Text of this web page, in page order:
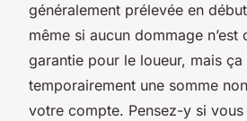
généralement prélevée en
même si aucun dommage n’est
garantie pour le loueur, mais
temporairement une somme
votre compte. Pensez-y si